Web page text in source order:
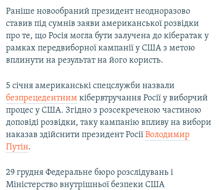
ІНФОГРАФІКА
ДОЛУЧАЙСЯ!
Усі сайти RFE/RL
Раніше новообраний президент неодноразово
ставив під сумнів заяви американської розвідки
про те, що Росія могла бути залучена до кібератак у
рамках передвиборної кампанії у США з метою
вплинути на результат на його користь.
5 січня американські спецслужби назвали
безпрецедентним кібервтручання Росії у виборчий
процес у США. Згідно з розсекреченою частиною
доповіді розвідки, таку кампанію впливу на вибори
наказав здійснити президент Росії Володимир
Путін.
29 грудня Федеральне бюро розслідувань і
Міністерство внутрішньої безпеки США